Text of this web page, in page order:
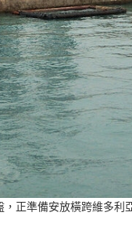
正準備安放橫跨維多利